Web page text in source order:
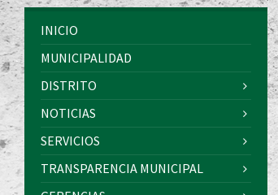
INICIO
MUNICIPALIDAD
DISTRITO
NOTICIAS
SERVICIOS
TRANSPARENCIA MUNICIPAL